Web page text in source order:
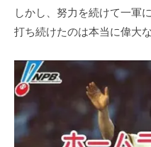
しかし、努力を続けて一軍
打ち続けたのは本当に偉大